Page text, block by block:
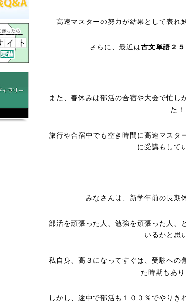
高速マスターの努力が結果として表れ
さらに、最近は古文単語２
また、春休みは部活の合宿や大会で忙し
た！
旅行や合宿中でも空き時間に高速マスタ
に受講もして
みなさんは、新学年前の長期
部活を頑張った人、勉強を頑張った人、
いるかと思
私自身、高３になってすぐは、受験への
た時期もあり
しかし、途中で部活も１００％でやりき